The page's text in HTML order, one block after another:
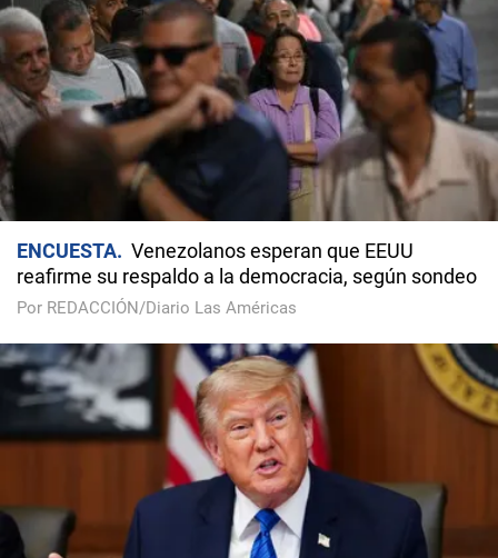
ENCUESTA
Venezolanos esperan que EEUU
reafirme su respaldo a la democracia, según sondeo
Por REDACCIÓN/Diario Las Américas